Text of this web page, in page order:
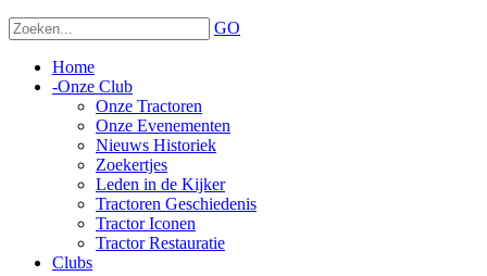
GO
Home
-Onze Club
Onze Tractoren
Onze Evenementen
Nieuws Historiek
Zoekertjes
Leden in de Kijker
Tractoren Geschiedenis
Tractor Iconen
Tractor Restauratie
Clubs